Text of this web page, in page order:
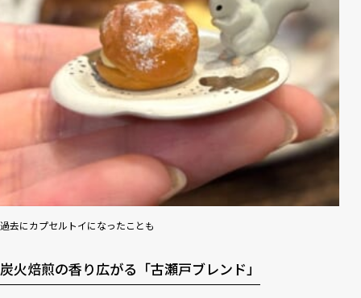
過去にカプセルトイになったことも
炭火焙煎の香り広がる「古瀬戸ブレンド」